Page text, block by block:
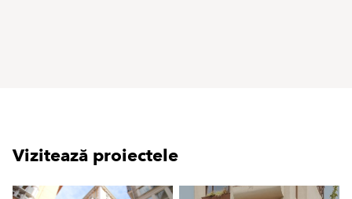
Vizitează proiectele